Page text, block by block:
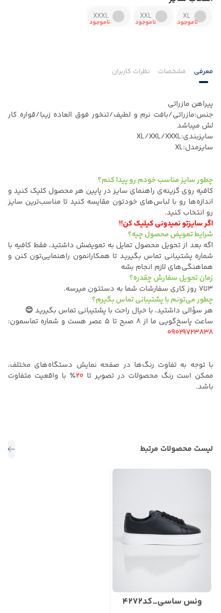
XL
XXL
XXXL
معرفی مشخصات نظرات کاربران
پیراهن مازراتی
جنس:مازراتی/بافت نرم و لطیف/تنخور فوق العاده زیبا/قواره کار
لش میباشد
سایزبندی:XL/XXL/XXXL
سایزمدل:XL
چطور سایز مناسب خودم رو پیدا کنم؟
کافیه روی گزینه‌ی راهنمای سایز در پایین هر محصول کلیک کنید و
اندازه‌ها رو با لباس‌های خودتون مقایسه کنید تا مناسب‌ترین سایز
رو انتخاب کنید.
اگر سایزتو نمیدونی کیلیک کن!!
شرایط تعویض محصول چیه؟
اگه بعد از تحویل محصول تمایل به تعویضش داشتید، فقط کافیه با
شماره پشتیبانی تماس بگیرید تا همکارانمون راهنمایی‌تون کنن و
هماهنگی‌های لازم انجام بشه
زمان تحویل سفارش چقدره؟
۳تا۷ روز کاری سفارشات شما به دستتون میرسه.
چطور می‌تونم با پشتیبانی تماس بگیرم؟
هر سؤالی داشتید، با خیال راحت با پشتیبانی تماس بگیرید 😊
ساعت پاسخ‌گویی ما از ۸ صبح تا ۵ عصر هست و شماره تماسمون:
۰۹۰۲۹۷۲۳۸۳۸
با توجه به تفاوت رنگ‌ها در صفحه نمایش دستگاه‌های مختلف،
ممکن است رنگ محصولات در تصویر تا 20٪ با واقعیت متفاوت
باشد.
لیست محصولات مرتبط
ونس ساسی_کد4272